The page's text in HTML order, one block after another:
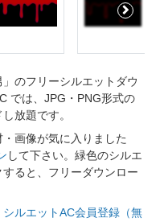
のフリーシルエットダウ
では、JPG・PNG形式の
放題です。
画像が気に入りました
して下さい。緑色のシルエ
ると、フリーダウンロー
シルエットAC会員登録（無